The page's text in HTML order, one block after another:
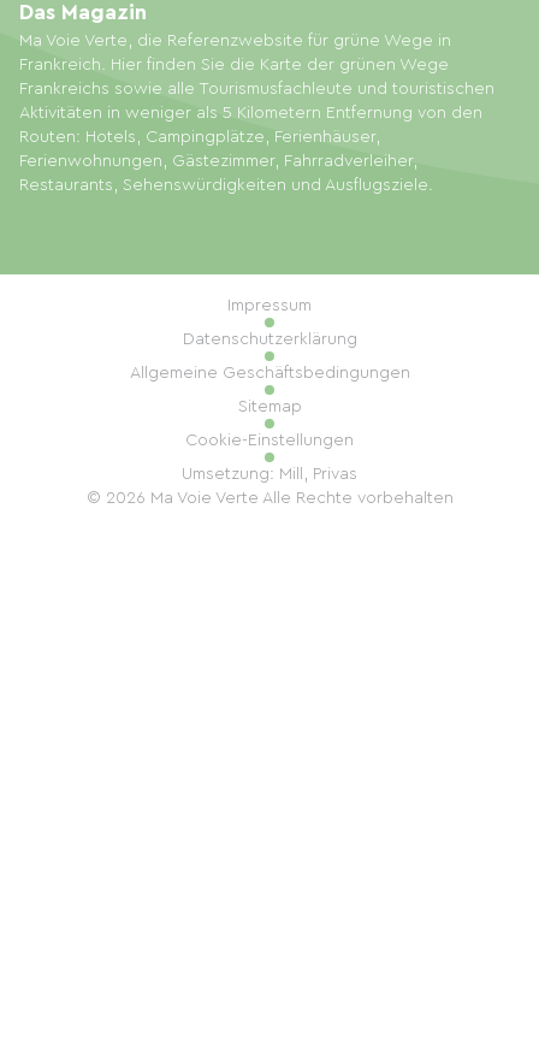
Ma Voie Verte, die Referenzwebsite für grüne Wege in
Frankreich. Hier finden Sie die Karte der grünen Wege
Frankreichs sowie alle Tourismusfachleute und touristischen
Aktivitäten in weniger als 5 Kilometern Entfernung von den
Routen: Hotels, Campingplätze, Ferienhäuser,
Ferienwohnungen, Gästezimmer, Fahrradverleiher,
Restaurants, Sehenswürdigkeiten und Ausflugsziele.
Das Magazin
© 2026 Ma Voie Verte Alle Rechte vorbehalten
Impressum
Datenschutzerklärung
Allgemeine Geschäftsbedingungen
Sitemap
Cookie-Einstellungen
Umsetzung: Mill, Privas